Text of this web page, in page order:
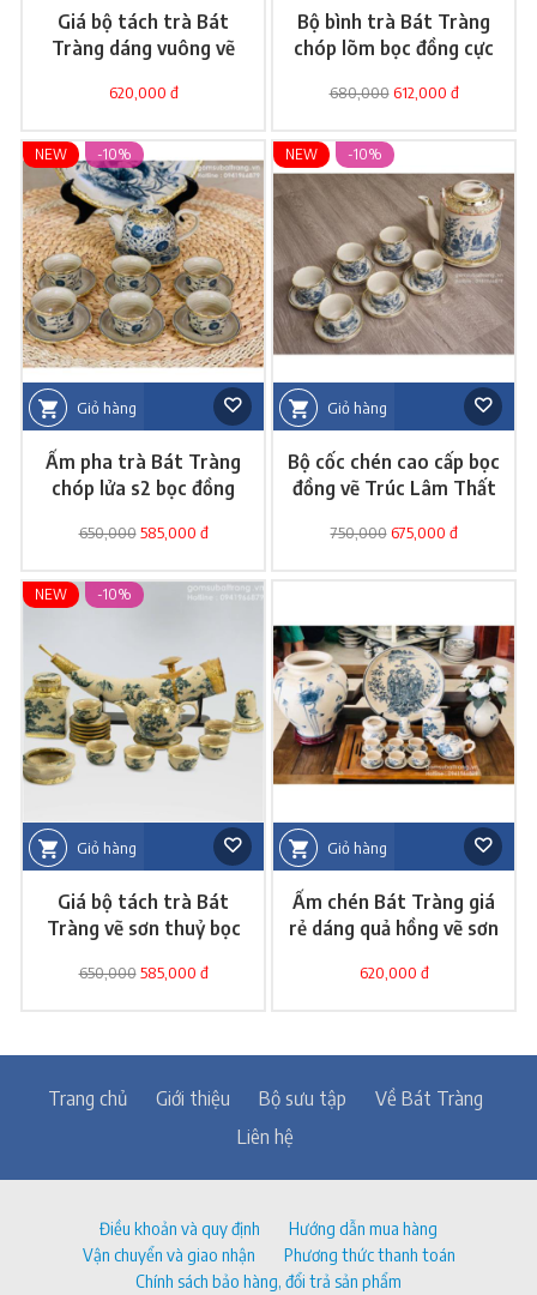
Giá bộ tách trà Bát
Tràng dáng vuông vẽ
620,000 đ
Bộ bình trà Bát Tràng
chóp lõm bọc đồng cực
680,000612,000 đ
Giỏ hàng
NEW -10%
Ấm pha trà Bát Tràng
chóp lửa s2 bọc đồng
650,000585,000 đ
Giỏ hàng
NEW -10%
Bộ cốc chén cao cấp bọc
đồng vẽ Trúc Lâm Thất
750,000675,000 đ
Giỏ hàng
NEW -10%
Giá bộ tách trà Bát
Tràng vẽ sơn thuỷ bọc
650,000585,000 đ
Giỏ hàng
Ấm chén Bát Tràng giá
rẻ dáng quả hồng vẽ sơn
620,000 đ
Trang chủ Giới thiệu Bộ sưu tập
Về Bát Tràng
Liên hệ
Điều khoản và quy định
Hướng dẫn mua hàng
Vận chuyển và giao nhận
Phương thức thanh toán
Chính sách bảo hàng, đổi trả sản phẩm